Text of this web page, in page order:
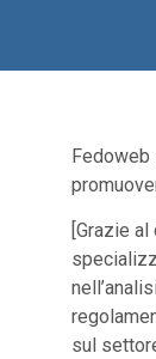
Fedoweb
[Grazie
sul